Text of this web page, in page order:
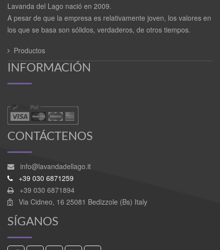
Lavanda del Lago nació en 2009.
A pesar de que la empresa es relativamente joven, los valores en
los que se basa son sólidos, verdaderos, de otros tiempos.
Productos
INFORMACIÓN
CONTÁCTENOS
info@lavandadellago.it
+39 030 6871259
+39 030 6871894
Via Cidneo, 16 25081 Bedizzole (Bs) Italy
SÍGANOS